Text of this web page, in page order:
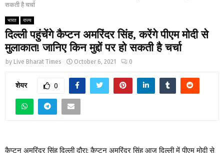
सकती है चर्चा
भारत राज्य
दिल्ली पहुंचेंगे कैप्टन अमरिंदर सिंह, करेंगे पीएम मोदी से
मुलाकात! जानिए किन मुद्दों पर हो सकती है चर्चा
by Live Bharat Times October 6, 2021 0
शेयर 0
कैप्टन अमरिंदर सिंह दिल्ली दौरा: कैप्टन अमरिंदर सिंह आज दिल्ली में पीएम मोदी से